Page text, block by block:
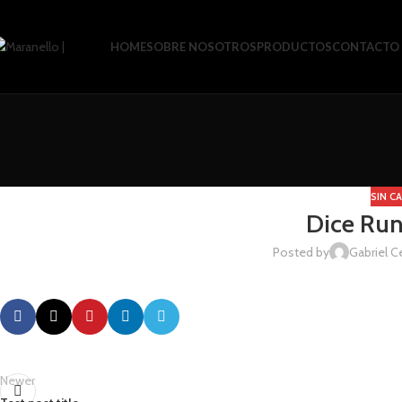
HOMESOBRE NOSOTROSPRODUCTOSCONTACTO
SIN
Dice
Posted by Gabriel
Newer